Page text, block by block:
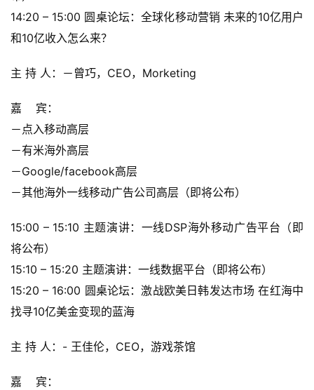
金
茶
月
3
0
茶
对
接
会
14:20 – 15:00 圆桌论坛：全球化移动营销 未来的10亿用户
和10亿收入怎么来？
主 持 人：－曾巧，CEO，Morketing
嘉    宾：
－点入移动高层
－有米海外高层
－Google/facebook高层
－其他海外一线移动广告公司高层（即将公布）
15:00 – 15:10 主题演讲：一线DSP海外移动广告平台（即
将公布）
15:10 – 15:20 主题演讲：一线数据平台（即将公布）
15:20 – 16:00 圆桌论坛：激战欧美日韩发达市场 在红海中
找寻10亿美金变现的蓝海
主 持 人：- 王佳伦，CEO，游戏茶馆
嘉    宾：